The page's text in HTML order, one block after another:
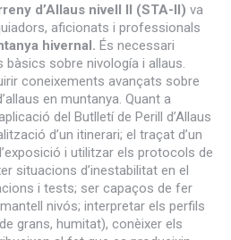
d’Allaus nivell II (STA-II) va
aficionats i professionals
hivernal. És necessari
sobre nivología i allaus.
coneixements avançats sobre
en muntanya. Quant a
del Butlletí de Perill d’Allaus
d’un itinerari; el traçat d’un
i utilitzar els protocols de
situacions d’inestabilitat en el
i tests; ser capaços de fer
nivós; interpretar els perfils
grans, humitat), conèixer els